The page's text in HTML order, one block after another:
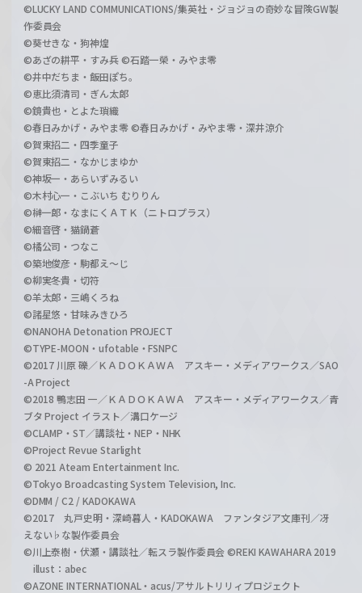
©LUCKY LAND COMMUNICATIONS/集英社・ジョジョの奇妙な冒険GW製
作委員会
©葵せきな・狗神煌
©あざの耕平・すみ兵 ©石踏一榮・みやま零
©井中だちま・飯田ぽち。
©恵比須清司・ぎん太郎
©鏡貴也・とよた瑣織
©春日みかげ・みやま零 ©春日みかげ・みやま零・深井涼介
©賀東招二・四季童子
©賀東招二・なかじまゆか
©神坂一・あらいずみるい
©木村心一・こぶいち むりりん
©榊一郎・なまにくＡＴＫ（ニトロプラス）
©細音啓・猫鍋蒼
©橘公司・つなこ
©築地俊彦・駒都え～じ
©柳実冬貴・切符
©羊太郎・三嶋くろね
©諸星悠・甘味みきひろ
©NANOHA Detonation PROJECT
©TYPE-MOON・ufotable・FSNPC
©2017 川原 礫／ＫＡＤＯＫＡＷＡ アスキー・メディアワークス／SAO
-A Project
©2018 鴨志田 一／ＫＡＤＯＫＡＷＡ アスキー・メディアワークス／青
ブタ Project イラスト／溝口ケージ
©CLAMP・ST／講談社・NEP・NHK
©Project Revue Starlight
© 2021 Ateam Entertainment Inc.
©Tokyo Broadcasting System Television, Inc.
©DMM / C2 / KADOKAWA
©2017 丸戸史明・深崎暮人・KADOKAWA ファンタジア文庫刊／冴
えない♭な製作委員会
©川上泰樹・伏瀬・講談社／転スラ製作委員会 ©REKI KAWAHARA 2019
illust：abec
©AZONE INTERNATIONAL・acus/アサルトリリィプロジェクト